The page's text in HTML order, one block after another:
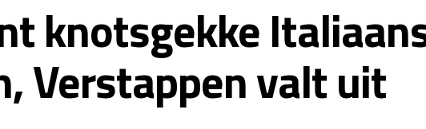
knotsgekke
Verstappen valt uit